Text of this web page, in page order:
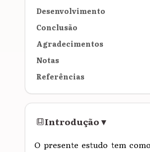
Desenvolvimento
Conclusão
Agradecimentos
Notas
Referências
Introdução▾
O presente estudo tem